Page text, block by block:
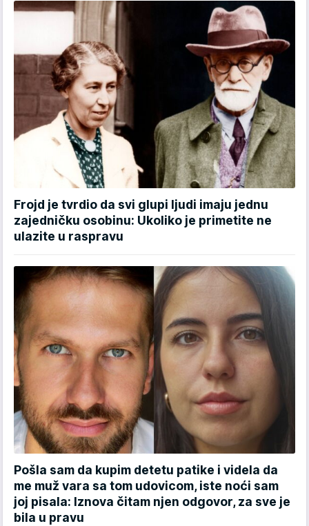
Frojd je tvrdio da svi glupi ljudi imaju jednu
zajedničku osobinu: Ukoliko je primetite ne
ulazite u raspravu
Pošla sam da kupim detetu patike i videla da
me muž vara sa tom udovicom, iste noći sam
joj pisala: Iznova čitam njen odgovor, za sve je
bila u pravu